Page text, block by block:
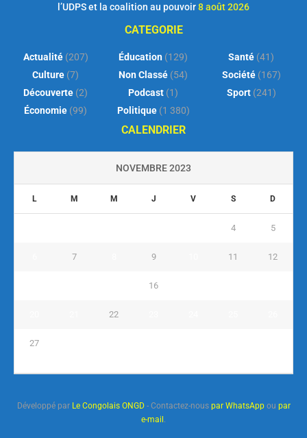
l’UDPS et la coalition au pouvoir8 août 2026
CATEGORIE
Actualité(207)
Culture (7)
Découverte (2)
Économie (99)
Éducation (129)
Non Classé (54)
Podcast (1)
Politique(1 380)
Santé (41)
Société(167)
Sport(241)
CALENDRIER
NOVEMBRE 2023
L M M J V S D
4 5
7 9 11 12
16
22
27
Développé par Le Congolais ONGD- Contactez-nous par WhatsAppou par
e-mail.